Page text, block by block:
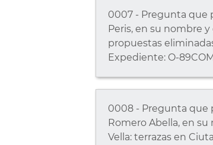
0007 - Pregunta que
Peris, en su nombre
propuestas
Expediente: O-
0008 - Pregunta que
Romero Abella, en
Vella: terrazas en